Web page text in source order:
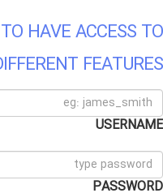
HAVE ACCESS TO
FEATURES
USERNAME
PASSWORD